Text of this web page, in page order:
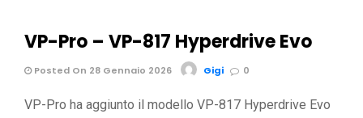
VP-Pro – VP-817 Hyperdrive Evo
Posted On 28 Gennaio 2026 Gigi 0
VP-Pro ha aggiunto il modello VP-817 Hyperdrive Evo